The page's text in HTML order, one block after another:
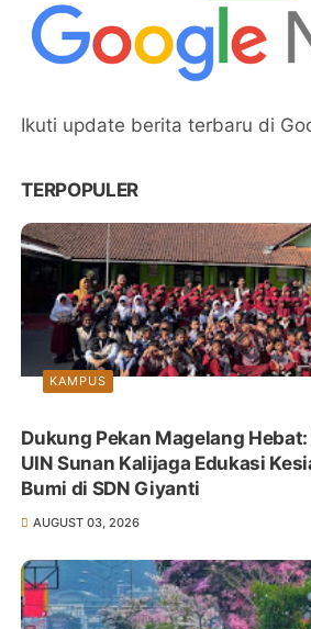
Ikuti update berita terbaru di
TERPOPULER
KAMPUS
Dukung Pekan Magelang
UIN Sunan Kalijaga Edukasi
Bumi di SDN Giyanti
AUGUST 03, 2026